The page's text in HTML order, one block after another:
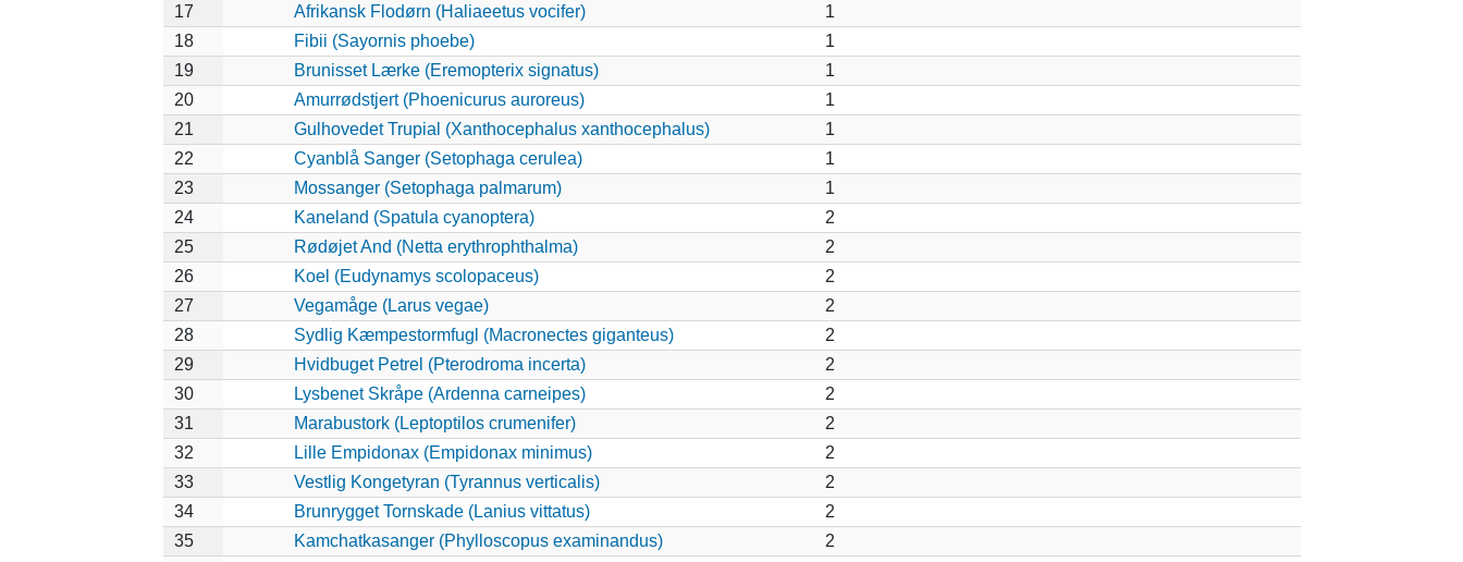
17
Afrikansk Flodørn (Haliaeetus vocifer)
1
18
Fibii (Sayornis phoebe)
1
19
Brunisset Lærke (Eremopterix signatus)
1
20
Amurrødstjert (Phoenicurus auroreus)
1
21
Gulhovedet Trupial (Xanthocephalus xanthocephalus)
1
22
Cyanblå Sanger (Setophaga cerulea)
1
23
Mossanger (Setophaga palmarum)
1
24
Kaneland (Spatula cyanoptera)
2
25
Rødøjet And (Netta erythrophthalma)
2
26
Koel (Eudynamys scolopaceus)
2
27
Vegamåge (Larus vegae)
2
28
Sydlig Kæmpestormfugl (Macronectes giganteus)
2
29
Hvidbuget Petrel (Pterodroma incerta)
2
30
Lysbenet Skråpe (Ardenna carneipes)
2
31
Marabustork (Leptoptilos crumenifer)
2
32
Lille Empidonax (Empidonax minimus)
2
33
Vestlig Kongetyran (Tyrannus verticalis)
2
34
Brunrygget Tornskade (Lanius vittatus)
2
35
Kamchatkasanger (Phylloscopus examinandus)
2